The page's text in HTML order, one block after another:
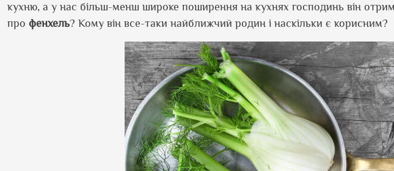
кухню, а у нас більш-менш широке поширення на кухнях господинь він
про фенхель? Кому він все-таки найближчий родин і наскільки є корисним?